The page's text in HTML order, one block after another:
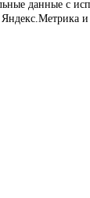
данные с